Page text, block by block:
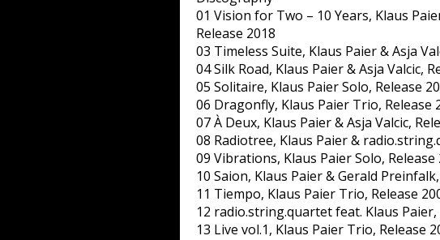
01 Vision for Two – 10 Years, Klaus
Release 2018
03 Timeless Suite, Klaus Paier & Asja
04 Silk Road, Klaus Paier & Asja Valcic,
05 Solitaire, Klaus Paier Solo, Release
06 Dragonfly, Klaus Paier Trio, Release
07 À Deux, Klaus Paier & Asja Valcic,
08 Radiotree, Klaus Paier &
09 Vibrations, Klaus Paier Solo, Release
10 Saion, Klaus Paier & Gerald
11 Tiempo, Klaus Paier Trio, Release
12 radio.string.quartet feat. Klaus Paier,
13 Live vol.1, Klaus Paier Trio, Release